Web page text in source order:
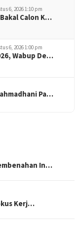
6, 2026 1:10 pm
Calon K…
6, 2026 1:00 pm
Wabup De…
Pa…
In…
Kerj…